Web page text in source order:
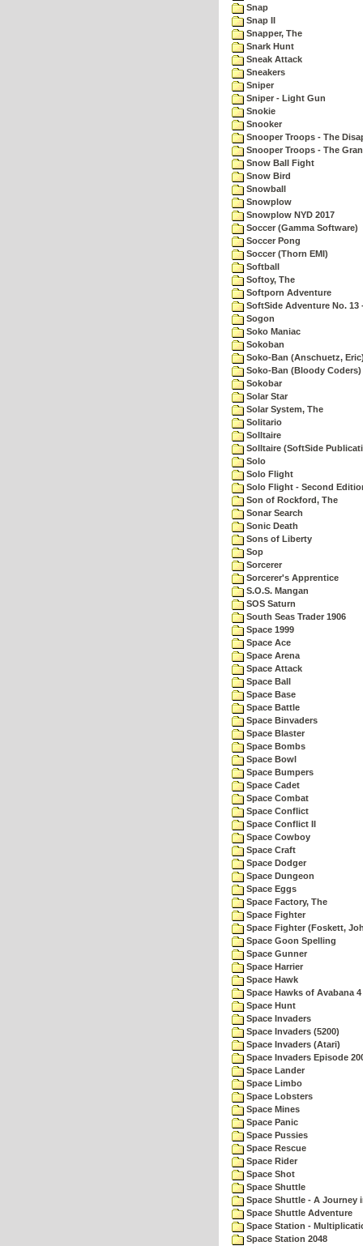
Snap
Snap II
Snapper, The
Snark Hunt
Sneak Attack
Sneakers
Sniper
Sniper - Light Gun
Snokie
Snooker
Snooper Troops - The
Snooper Troops - The
Snow Ball Fight
Snow Bird
Snowball
Snowplow
Snowplow NYD 2017
Soccer (Gamma Software)
Soccer Pong
Soccer (Thorn EMI)
Softball
Softoy, The
Softporn Adventure
SoftSide Adventure No. 13
Sogon
Soko Maniac
Sokoban
Soko-Ban (Anschuetz,
Soko-Ban (Bloody Coders)
Sokobar
Solar Star
Solar System, The
Solitario
Solltaire
Solltaire (SoftSide
Solo
Solo Flight
Solo Flight - Second
Son of Rockford, The
Sonar Search
Sonic Death
Sons of Liberty
Sop
Sorcerer
Sorcerer's Apprentice
S.O.S. Mangan
SOS Saturn
South Seas Trader 1906
Space 1999
Space Ace
Space Arena
Space Attack
Space Ball
Space Base
Space Battle
Space Binvaders
Space Blaster
Space Bombs
Space Bowl
Space Bumpers
Space Cadet
Space Combat
Space Conflict
Space Conflict II
Space Cowboy
Space Craft
Space Dodger
Space Dungeon
Space Eggs
Space Factory, The
Space Fighter
Space Fighter (Foskett,
Space Goon Spelling
Space Gunner
Space Harrier
Space Hawk
Space Hawks of Avabana 4
Space Hunt
Space Invaders
Space Invaders (5200)
Space Invaders (Atari)
Space Invaders Episode
Space Lander
Space Limbo
Space Lobsters
Space Mines
Space Panic
Space Pussies
Space Rescue
Space Rider
Space Shot
Space Shuttle
Space Shuttle - A Journey
Space Shuttle Adventure
Space Station -
Space Station 2048